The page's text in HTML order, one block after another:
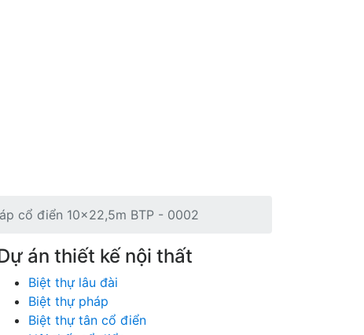
cổ điển 10x22,5m BTP - 0002
án thiết kế nội thất
Biệt thự lâu đài
Biệt thự pháp
Biệt thự tân cổ điển